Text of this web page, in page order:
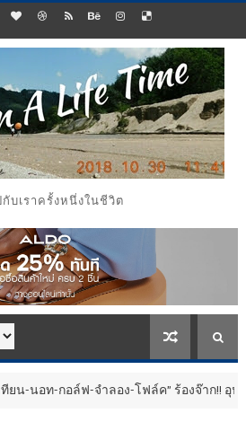
กับเราครั้งหนึ่งในชีวิต
ลอง-โฟล์ค” ร้องจ๊าก!! อุปกรณ์ม่วนจอยงานวั